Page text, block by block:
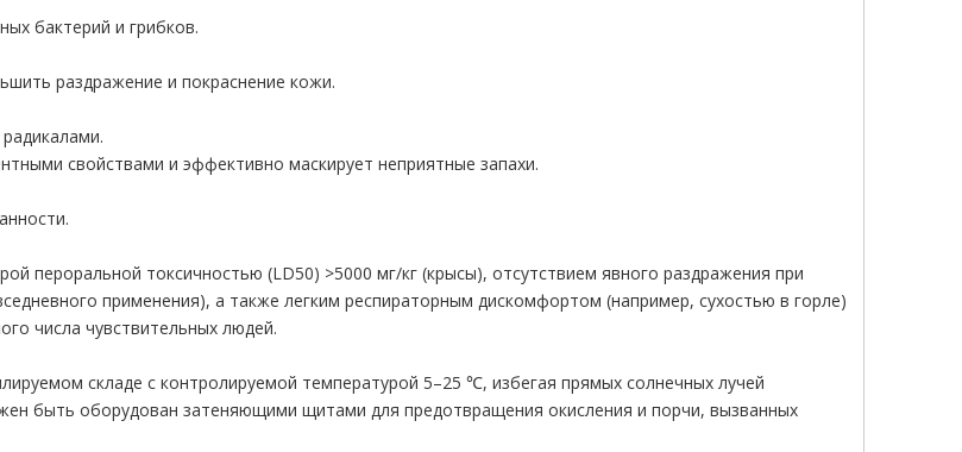
бактерий и грибков.
раздражение и покраснение кожи.
свойствами и эффективно маскирует неприятные запахи.
пероральной токсичностью (LD50) >5000 мг/кг (крысы), отсутствием явного раздражения при
применения), а также легким респираторным дискомфортом (например, сухостью в горле)
числа чувствительных людей.
складе с контролируемой температурой 5–25 ℃, избегая прямых солнечных лучей
быть оборудован затеняющими щитами для предотвращения окисления и порчи, вызванных